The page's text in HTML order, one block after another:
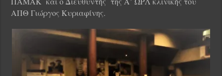
ΑΠΘ Γιώργος Κυριαφίνης.